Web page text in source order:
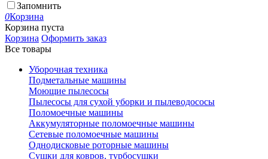
Запомнить
0Корзина
Корзина пуста
Корзина Оформить заказ
Все товары
Уборочная техника
Подметальные машины
Моющие пылесосы
Пылесосы для сухой уборки и пылеводососы
Поломоечные машины
Аккумуляторные поломоечные машины
Сетевые поломоечные машины
Однодисковые роторные машины
Сушки для ковров, турбосушки